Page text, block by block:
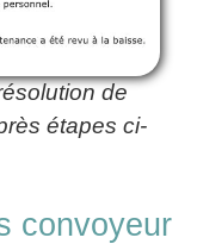
de
étapes ci-
convoyeur